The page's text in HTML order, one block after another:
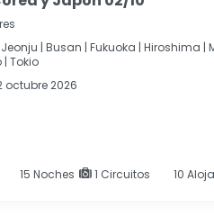
Jeonju | Busan | Fukuoka | Hiroshima |
| Tokio
octubre 2026
15 Noches 1 Circuitos 10